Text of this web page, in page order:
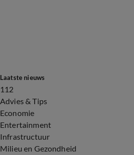
Laatste nieuws
112
Advies & Tips
Economie
Entertainment
Infrastructuur
Milieu en Gezondheid